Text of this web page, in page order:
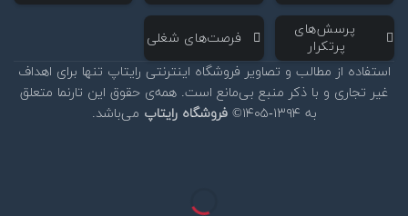
‌ پرسش‌های
پرتکرار
‌ فرصت‌های شغلی
استفاده از مطالب و تصاویر فروشگاه اینترنتی رایتاپ تنها برای اهداف
غیر تجاری و با ذکر منبع بی‌مانع است. همه‌ی حقوق این تارنما متعلق
به ۱۳۹۴-۱۴۰۵©
فروشگاه رایتاپ می‌باشد.